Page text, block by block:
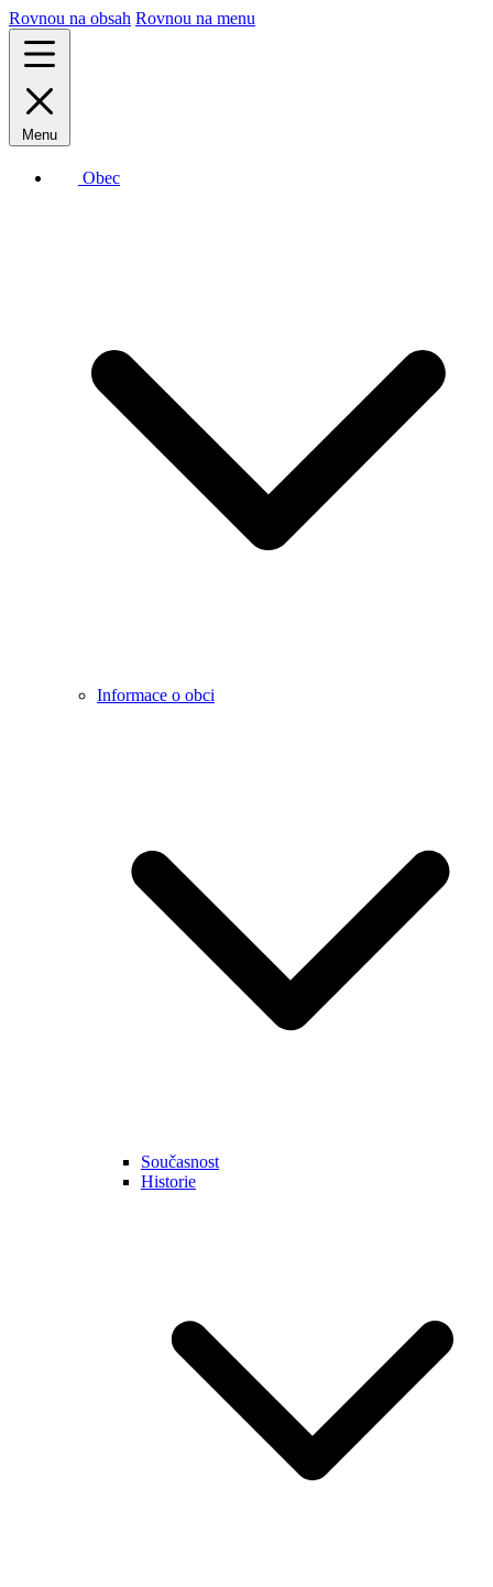
Rovnou na obsah Rovnou na menu
Menu
Obec
Informace o obci
Současnost
Historie